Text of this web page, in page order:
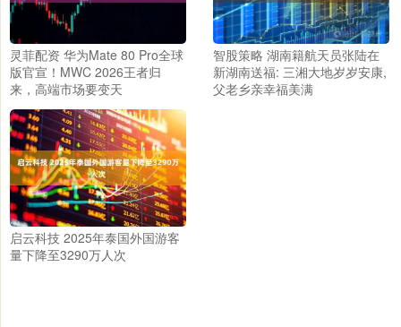
灵菲配资 华为Mate 80 Pro全球
版官宣！MWC 2026王者归
来，高端市场要变天
智股策略 湖南籍航天员张陆在
新湖南送福: 三湘大地岁岁安康,
父老乡亲幸福美满
启云科技 2025年泰国外国游客
量下降至3290万人次